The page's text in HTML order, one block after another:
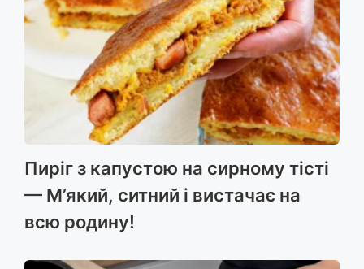
Пиріг з капустою на сирному тісті
— М’який, ситний і вистачає на
всю родину!